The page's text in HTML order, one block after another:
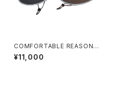
COMFORTABLE REASON
"Sun Shade Hat"
¥11,000